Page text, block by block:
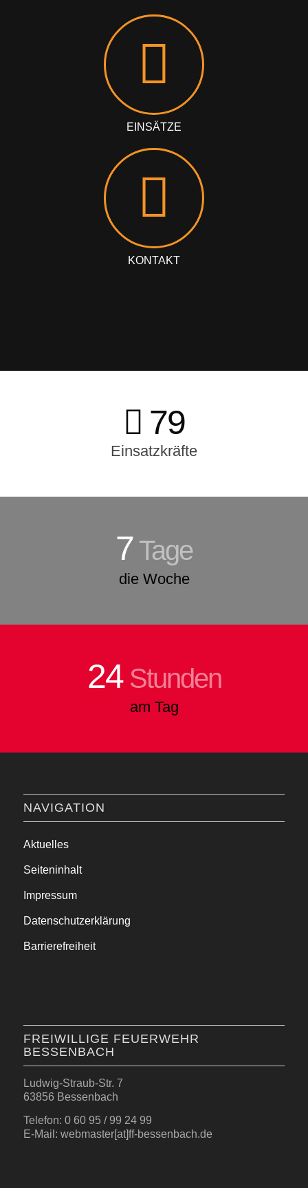
EINSÄTZE
KONTAKT
79
Einsatzkräfte
7 Tage
die Woche
24Stunden
am Tag
NAVIGATION
Aktuelles
Seiteninhalt
Impressum
Datenschutzerklärung
Barrierefreiheit
FREIWILLIGE FEUERWEHR
BESSENBACH
Ludwig-Straub-Str. 7
63856 Bessenbach
Telefon: 0 60 95 / 99 24 99
E-Mail: webmaster[at]ff-bessenbach.de